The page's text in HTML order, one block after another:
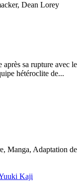
Dean Lorey
sa rupture avec le
hétéroclite de...
Manga, Adaptation de
Kaji